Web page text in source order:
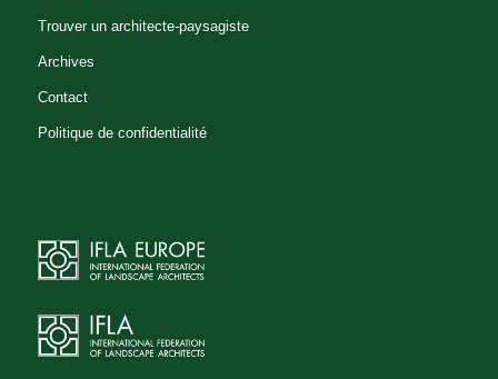
Trouver un architecte-paysagiste
Archives
Contact
Politique de confidentialité